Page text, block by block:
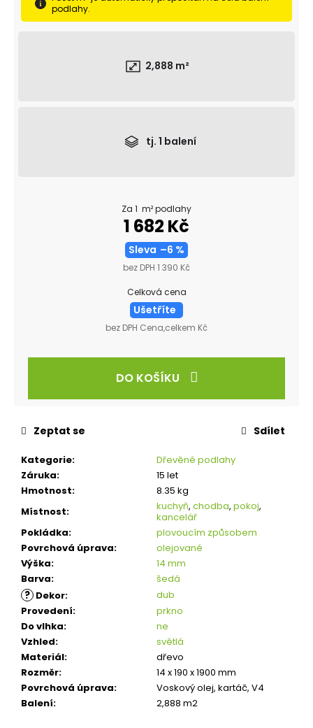
podlahy.
2,888 m²
tj. 1 balení
Za 1 m² podlahy
1 682 Kč
Sleva –6 %
bez DPH 1 390 Kč
Celková cena
Ušetříte
bez DPH Cena,celkem Kč
DO KOŠÍKU
Kategorie:
Dřevěné podlahy
Záruka:
15 let
Hmotnost:
8.35 kg
Místnost: kuchyň, chodba, pokoj,
kancelář
Pokládka:
plovoucím způsobem
Povrchová úprava:
olejované
Výška:
14 mm
Barva: šedá
? Dekor:
dub
Provedení:
prkno
Do vlhka:
ne
Vzhled:
světlá
Materiál:
dřevo
Rozměr:
14 x 190 x 1900 mm
Povrchová úprava:
Voskový olej, kartáč, V4
Balení: 2,888 m2
Zeptat se Sdílet
Původně: